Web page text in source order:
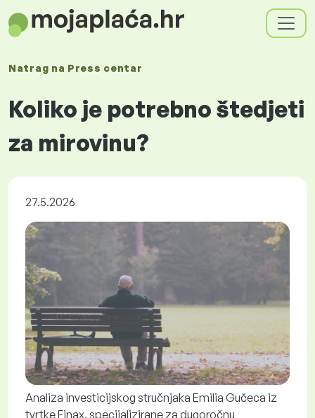
Natrag na Press centar
Koliko je potrebno štedjeti
za mirovinu?
27.5.2026
Analiza investicijskog stručnjaka Emilia Gučeca iz
tvrtke Finax, specijalizirane za dugoročnu